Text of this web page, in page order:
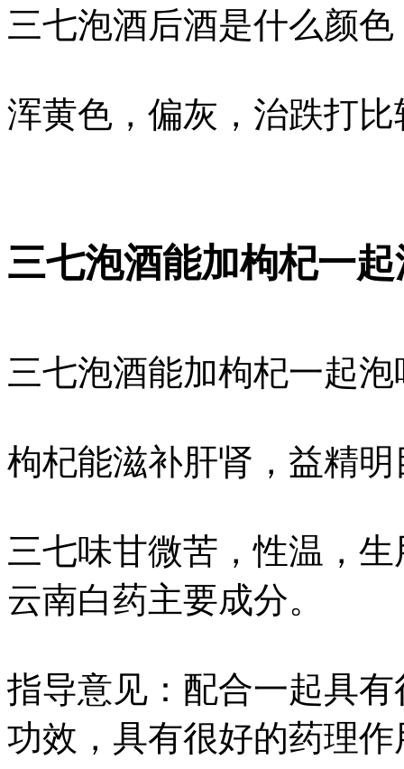
三七泡酒后酒是什么颜色
浑黄色，偏灰，治跌打
三七泡酒能加枸杞一
三七泡酒能加枸杞一起
枸杞能滋补肝肾，益精明
三七味甘微苦，性温，
云南白药主要成分。
指导意见：配合一起具
功效，具有很好的药理